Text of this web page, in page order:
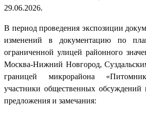
29.06.2026.
В период проведения экспозиции
изменений в документацию по
ограниченной улицей районного
Москва-Нижний Новгород,
границей микрорайона
участники общественных
предложения и замечания: